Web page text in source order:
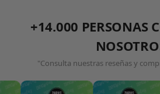
+14.000 PERSONAS
"Consulta nuestras reseñas y